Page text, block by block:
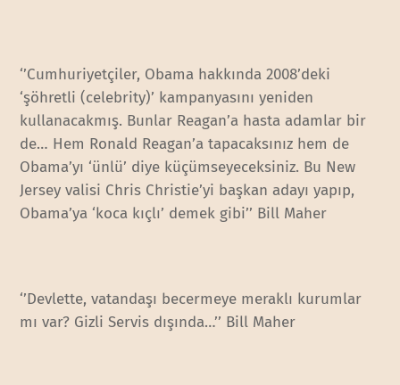
‘’Cumhuriyetçiler, Obama hakkında 2008’deki
‘şöhretli (celebrity)’ kampanyasını yeniden
kullanacakmış. Bunlar Reagan’a hasta adamlar bir
de… Hem Ronald Reagan’a tapacaksınız hem de
Obama’yı ‘ünlü’ diye küçümseyeceksiniz. Bu New
Jersey valisi Chris Christie’yi başkan adayı yapıp,
Obama’ya ‘koca kıçlı’ demek gibi’’ Bill Maher
‘’Devlette, vatandaşı becermeye meraklı kurumlar
mı var? Gizli Servis dışında…’’ Bill Maher